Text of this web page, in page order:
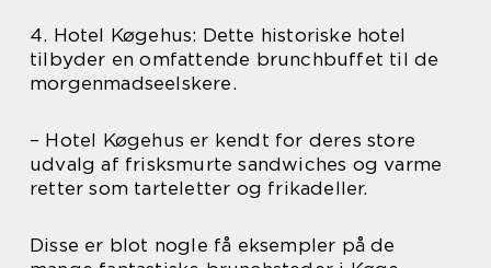
4. Hotel Køgehus: Dette historiske hotel
tilbyder en omfattende brunchbuffet til de
morgenmadseelskere.
– Hotel Køgehus er kendt for deres store
udvalg af frisksmurte sandwiches og varme
retter som tarteletter og frikadeller.
Disse er blot nogle få eksempler på de